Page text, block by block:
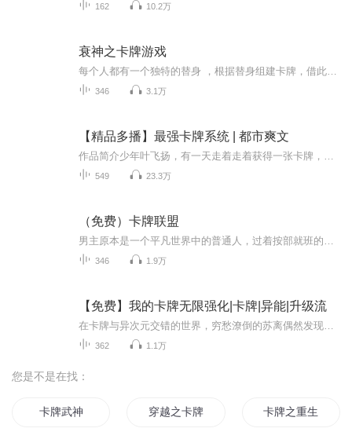
162 10.2万
衰神之卡牌游戏
346 3.1万
【精品多播】最强卡牌系统 | 都市爽文
549 23.3万
（免费）卡牌联盟
346 1.9万
【免费】我的卡牌无限强化|卡牌|异能|升级流
362 1.1万
您是不是在找：
卡牌武神 穿越之卡牌大师 卡牌之重生